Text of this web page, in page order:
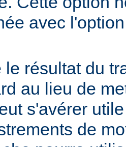
avec
le résultat du
au lieu de
s'avérer
de